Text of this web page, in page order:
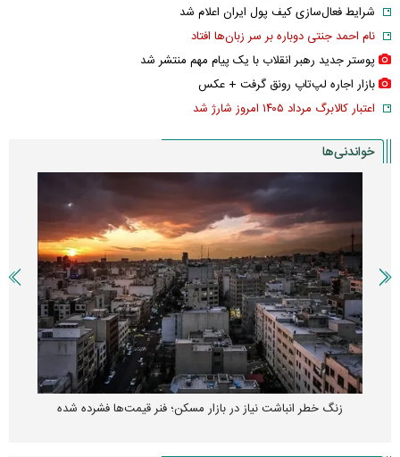
شرایط فعال‌سازی کیف پول ایران اعلام شد
نام احمد جنتی دوباره بر سر زبان‌ها افتاد
پوستر جدید رهبر انقلاب با یک پیام مهم منتشر شد
بازار اجاره لپ‌تاپ رونق گرفت + عکس
اعتبار کالابرگ مرداد ۱۴۰۵ امروز شارژ شد
خواندنی‌ها
زنگ خطر انباشت نیاز در بازار مسکن؛ فنر قیمت‌ها فشرده شده